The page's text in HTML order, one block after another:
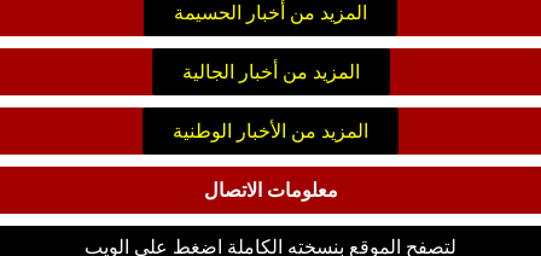
المزيد من أخبار الحسيمة
المزيد من أخبار الجالية
المزيد من الأخبار الوطنية
معلومات الاتصال
لتصفح الموقع بنسخته الكاملة اضغط على الويب